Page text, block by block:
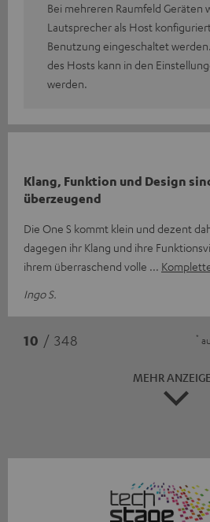
Bei mehreren Raumfeld Geräten
Lautsprecher als Host
Benutzung eingeschaltet
des Hosts kann in den
werden.
Klang, Funktion und Design
überzeugend
Die One S kommt klein und dezent
dagegen ihr Klang und ihre
ihrem überraschend volle
Ingo S.
10 / 348 *
MEHR